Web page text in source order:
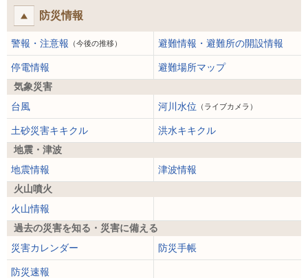
防災情報
警報・注意報 （今後の推移） 避難情報・避難所の開設情報
停電情報
避難場所マップ
気象災害
台風
河川水位 （ライブカメラ）
土砂災害キキクル
洪水キキクル
地震・津波
地震情報
津波情報
火山噴火
火山情報
過去の災害を知る・災害に備える
災害カレンダー
防災手帳
防災速報